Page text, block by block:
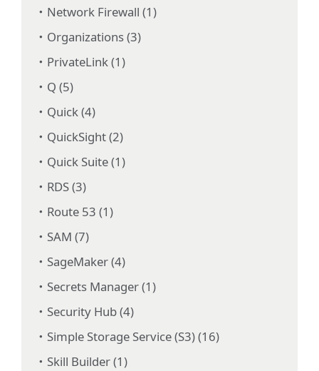
Network Firewall (1)
Organizations (3)
PrivateLink (1)
Q (5)
Quick (4)
QuickSight (2)
Quick Suite (1)
RDS (3)
Route 53 (1)
SAM (7)
SageMaker (4)
Secrets Manager (1)
Security Hub (4)
Simple Storage Service (S3) (16)
Skill Builder (1)